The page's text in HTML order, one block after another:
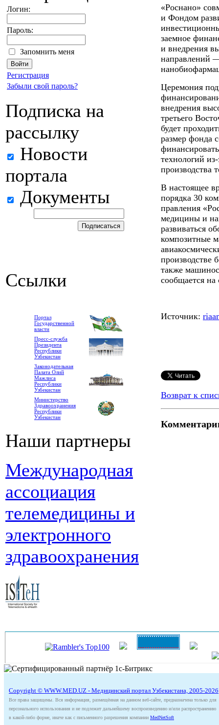
Логин:
Пароль:
Запомнить меня
Регистрация
Забыли свой пароль?
Подписка на
рассылку
Новости
портала
Документы
Ссылки
Портал
Государственной
власти
Пресс-служба
Президента
Республики
Узбекистан
Законодательная
Палата Олий
Мажлиса
Республики
Узбекистан
Министерство
Здравоохранения
Республики
Узбекистан
Наши партнеры
Международная
ассоциация
телемедицины и
электронного
здравоохранения
«Роснано»
и Фондом
заемное
и внедрения
направлений
Церемония
внедрения
третьего
будет
размер фонда
технологий
производства
В настоящее
порядка 30
правления
медицины и
развиваться
композитные
производстве
также
сообщается
Источник:
Возврат к
Copyright © WWW.MED.UZ - Медицинский портал Узбекистана, 2005-2026
Все права защищены. Вся информация, размещённая на данном веб-сайте, предназначена только для
персонального использования и не подлежит дальнейшему воспроизведению и/или распространению
в какой-либо форме, иначе как с письменного разрешения компании MedNetSoft